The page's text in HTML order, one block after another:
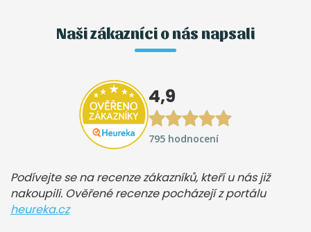
Naši zákazníci o nás napsali
4,9
795 hodnocení
Podívejte se na recenze zákazníků, kteří u nás již
nakoupili. Ověřené recenze pocházejí z portálu
heureka.cz